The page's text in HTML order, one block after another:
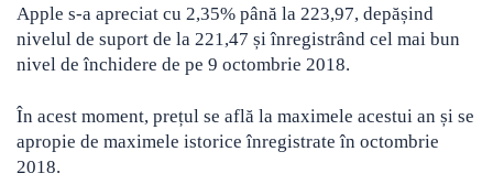
Apple s-a apreciat cu 2,35% până la 223,97, depășind
nivelul de suport de la 221,47 și înregistrând cel mai bun
nivel de închidere de pe 9 octombrie 2018.
În acest moment, prețul se află la maximele acestui an și se
apropie de maximele istorice înregistrate în octombrie
2018.